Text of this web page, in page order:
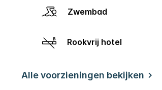
Zwembad
Rookvrij hotel
Alle voorzieningen bekijken